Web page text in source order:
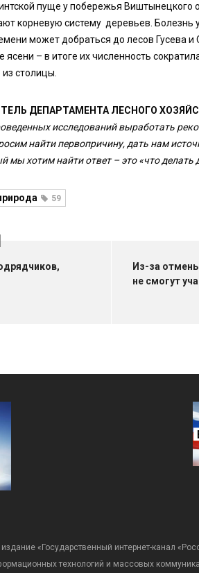
пуще у побережья Виштынецкого
корневую систему деревьев. Болезнь
может добраться до лесов Гусева
ясени – в итоге их численность
столицы.
ДЕПАРТАМЕНТА ЛЕСНОГО
исследований выработать
найти первопричину, дать нам
мы хотим найти ответ – это «что делать
59
Из-за
не смогут
«Государственный интернет-канал
технологий и массовых